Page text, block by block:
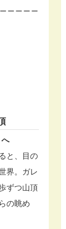
へ
と、目の
界。ガレ
ずつ山頂
の眺め